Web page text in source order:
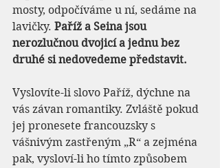
mosty, odpočíváme u ní, sedáme na
lavičky. Paříž a Seina jsou
nerozlučnou dvojicí a jednu bez
druhé si nedovedeme představit.
Vyslovíte-li slovo Paříž, dýchne na
vás závan romantiky. Zvláště pokud
jej pronesete francouzsky s
vášnivým zastřeným „R“ a zejména
pak, vysloví-li ho tímto způsobem